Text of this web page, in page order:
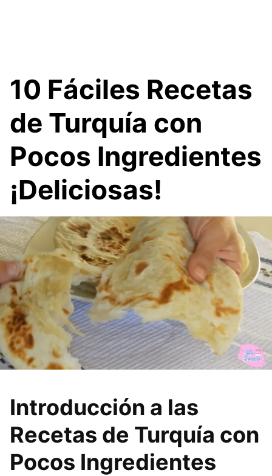
10 Fáciles Recetas
de Turquía con
Pocos Ingredientes
¡Deliciosas!
Introducción a las
Recetas de Turquía con
Pocos Ingredientes